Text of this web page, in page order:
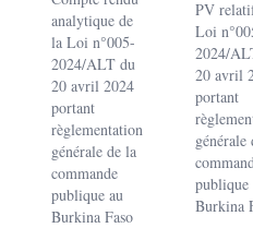
analytique de
la Loi n°005-
2024/ALT du
20 avril 2024
portant
règlementation
générale de la
commande
publique au
Burkina Faso
PV
Loi
2024/
20 avril
portant
générale
publique
Burkina